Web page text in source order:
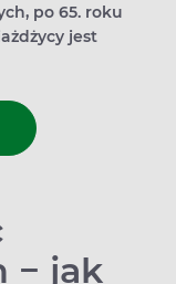
po 65. roku
jest
− jak